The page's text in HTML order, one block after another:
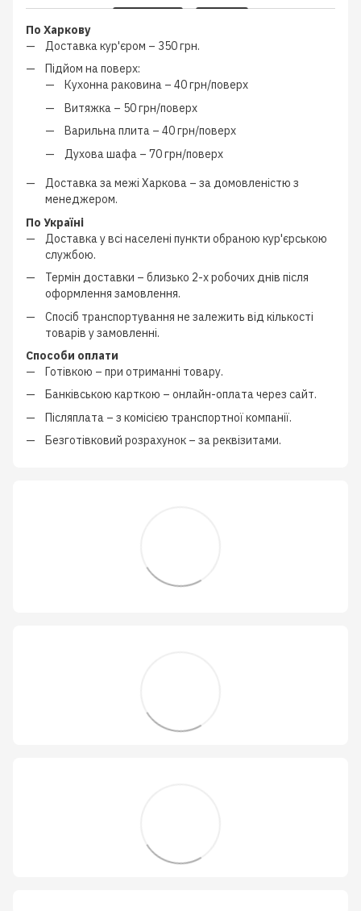
По Харкову
Доставка кур'єром – 350 грн.
Підйом на поверх:
Кухонна раковина – 40 грн/поверх
Витяжка – 50 грн/поверх
Варильна плита – 40 грн/поверх
Духова шафа – 70 грн/поверх
Доставка за межі Харкова – за домовленістю з
менеджером.
По Україні
Доставка у всі населені пункти обраною кур'єрською
службою.
Термін доставки – близько 2-х робочих днів після
оформлення замовлення.
Спосіб транспортування не залежить від кількості
товарів у замовленні.
Способи оплати
Готівкою – при отриманні товару.
Банківською карткою – онлайн-оплата через сайт.
Післяплата – з комісією транспортної компанії.
Безготівковий розрахунок – за реквізитами.